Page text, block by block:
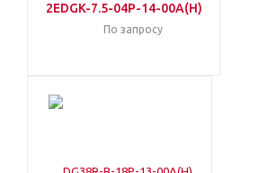
2EDGK-7.5-04P-14-00A(H)
По запросу